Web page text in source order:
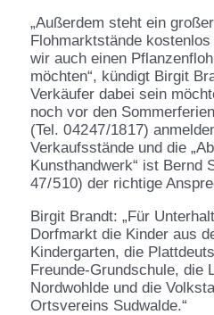
„Außerdem steht ein
Flohmarktstände
wir auch einen
möchten“, kündigt Birgit
Verkäufer dabei sein
noch vor den
(Tel. 0 42 47 /18 17)
Verkaufsstände und die
Kunsthandwerk“ ist Bernd
47 / 5 10) der richtige
Birgit Brandt: „Für
Dorfmarkt die Kinder aus
Kindergarten, die
Freunde-Grundschule, die
Nordwohlde und die
Ortsvereins Sudwalde.“